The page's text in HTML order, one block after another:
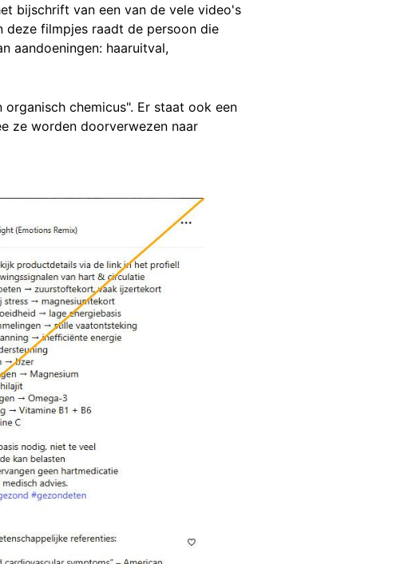
bijschrift van een van de vele video's
deze filmpjes raadt de persoon die
aandoeningen: haaruitval,
chemicus". Er staat ook een
ze worden doorverwezen naar